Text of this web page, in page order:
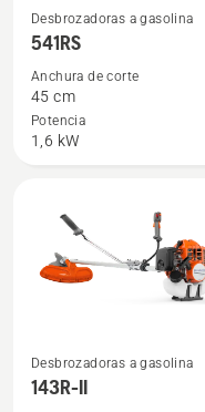
Ver
más
sobre
541RS
Desbrozadoras a gasolina
541RS
Anchura de corte
45 cm
Potencia
1,6 kW
Ver
más
Desbrozadoras a gasolina
143R-II